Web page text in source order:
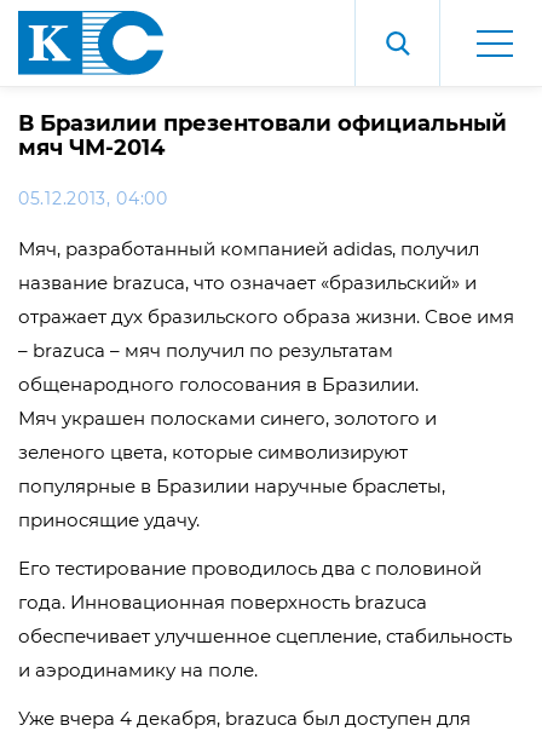
В Бразилии презентовали официальный
мяч ЧМ-2014
05.12.2013, 04:00
Мяч, разработанный компанией adidas, получил
название brazuca, что означает «бразильский» и
отражает дух бразильского образа жизни. Свое имя
– brazuca – мяч получил по результатам
общенародного голосования в Бразилии.
Мяч украшен полосками синего, золотого и
зеленого цвета, которые символизируют
популярные в Бразилии наручные браслеты,
приносящие удачу.
Его тестирование проводилось два с половиной
года. Инновационная поверхность brazuca
обеспечивает улучшенное сцепление, стабильность
и аэродинамику на поле.
Уже вчера 4 декабря, brazuca был доступен для